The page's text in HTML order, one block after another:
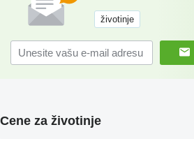
životinje
Cene za životinje